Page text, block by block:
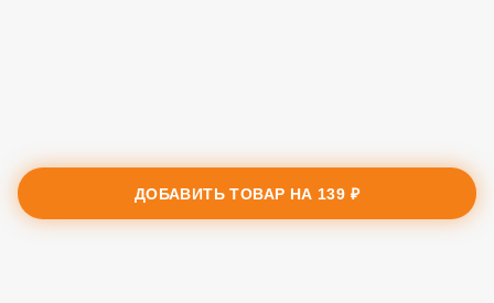
ДОБАВИТЬ ТОВАР НА 139 ₽